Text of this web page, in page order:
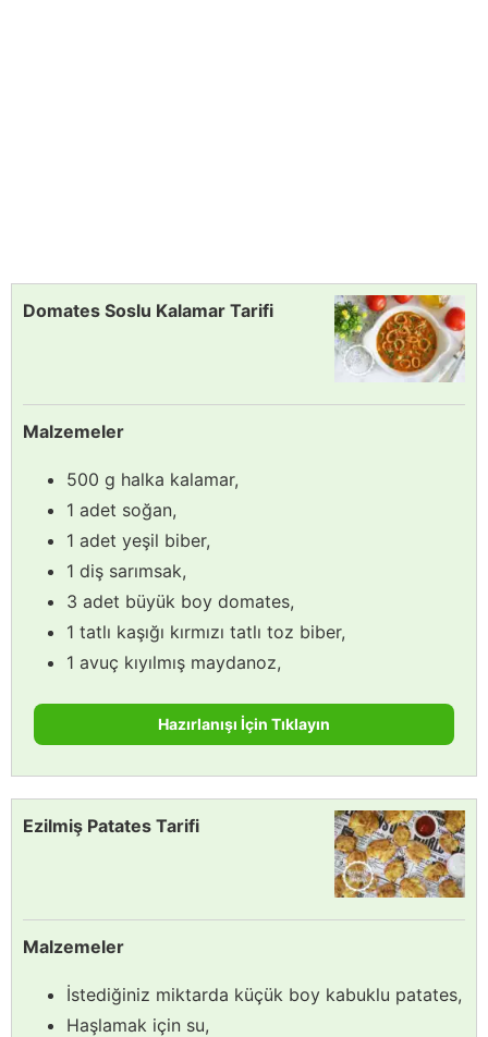
Domates Soslu Kalamar Tarifi
Malzemeler
500 g halka kalamar,
1 adet soğan,
1 adet yeşil biber,
1 diş sarımsak,
3 adet büyük boy domates,
1 tatlı kaşığı kırmızı tatlı toz biber,
1 avuç kıyılmış maydanoz,
Hazırlanışı İçin Tıklayın
Ezilmiş Patates Tarifi
Malzemeler
İstediğiniz miktarda küçük boy kabuklu patates,
Haşlamak için su,